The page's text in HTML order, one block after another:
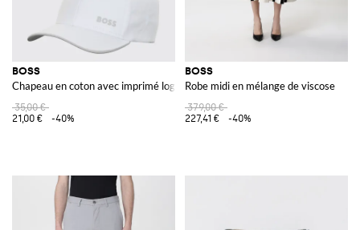
BOSS
Chapeau en coton avec imprimé logo
35,00 €
21,00 €
-40%
BOSS
Robe midi en mélange de viscose
379,00 €
227,41 €
-40%